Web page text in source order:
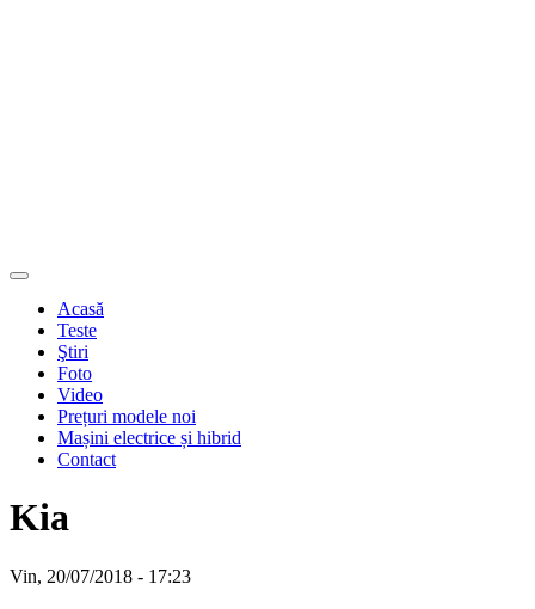
Acasă
Teste
Ştiri
Foto
Video
Prețuri modele noi
Mașini electrice și hibrid
Contact
Kia
Vin, 20/07/2018 - 17:23